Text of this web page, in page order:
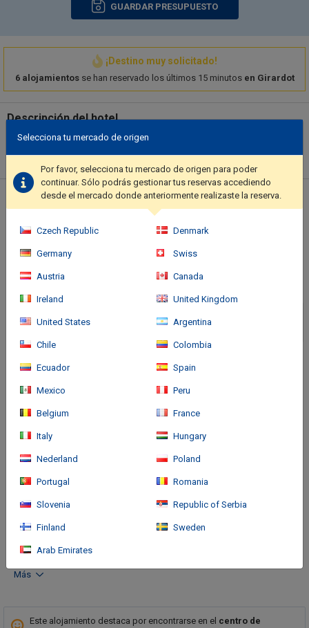
GUARDAR PRESUPUESTO
¡Destino muy solicitado!
6 alojamientosse han reservado los últimos 15 minutos en Girardot
Descripción del hotel
Pamper yourself with a visit to the spa, which offers massages.
include 2 outdoor swimming pools, outdoor tennis courts, and a
sauna. Additional features at this hotel include complimentary
wireless internet access, a picnic area, and barbecue grills..
Featured amenities include dry cleaning/laundry services, a 24-
hour front desk, and luggage storage. Free self parking is
available onsite..
Ubicación del hotel
Cómo llegar
minute walk from Peñalisa Plaza and 8 minutes by foot from
Más
Este alojamiento destaca por encontrarse en el centro de
Selecciona tu mercado de origen
Por favor, selecciona tu mercado de origen para poder
continuar. Sólo podrás gestionar tus reservas accediendo
desde el mercado donde anteriormente realizaste la reserva.
Czech Republic Denmark
Germany Swiss
Austria Canada
Ireland United Kingdom
United States Argentina
Chile Colombia
Ecuador Spain
Mexico Peru
Belgium France
Italy Hungary
Nederland Poland
Portugal Romania
Slovenia Republic of Serbia
Finland Sweden
Arab Emirates